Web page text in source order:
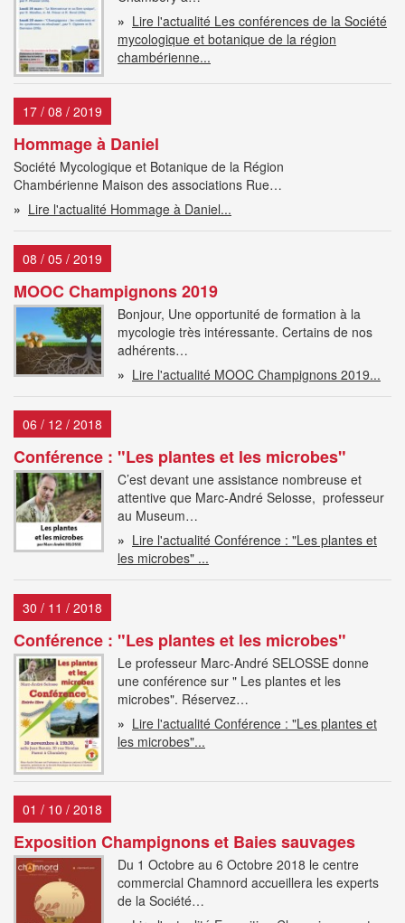
» Lire l'actualité Les conférences de la Société
mycologique et botanique de la région
chambérienne...
17 / 08 / 2019
Hommage à Daniel
Société Mycologique et Botanique de la Région
Chambérienne Maison des associations Rue…
» Lire l'actualité Hommage à Daniel...
08 / 05 / 2019
MOOC Champignons 2019
Bonjour, Une opportunité de formation à la
mycologie très intéressante. Certains de nos
adhérents…
» Lire l'actualité MOOC Champignons 2019...
06 / 12 / 2018
Conférence : "Les plantes et les microbes"
C’est devant une assistance nombreuse et
attentive que Marc-André Selosse, professeur
au Museum…
» Lire l'actualité Conférence : "Les plantes et
les microbes" ...
30 / 11 / 2018
Conférence : "Les plantes et les microbes"
Le professeur Marc-André SELOSSE donne
une conférence sur " Les plantes et les
microbes". Réservez…
» Lire l'actualité Conférence : "Les plantes et
les microbes"...
01 / 10 / 2018
Exposition Champignons et Baies sauvages
Du 1 Octobre au 6 Octobre 2018 le centre
commercial Chamnord accueillera les experts
de la Société…